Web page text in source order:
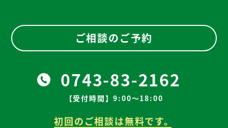
ご相談のご予約
0743-83-2162
【受付時間】9:00～18:00
初回のご相談は無料です。